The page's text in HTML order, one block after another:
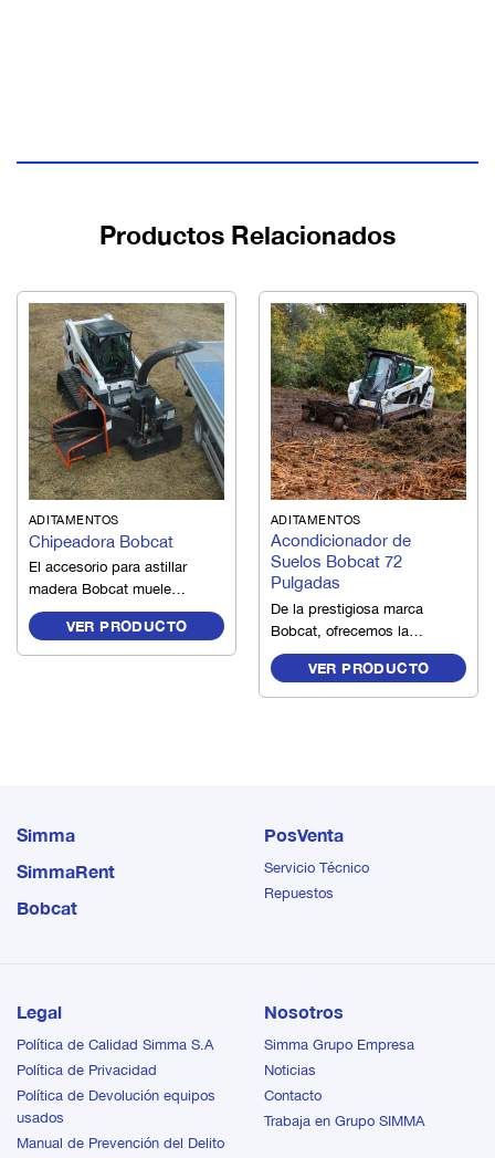
Productos Relacionados
ADITAMENTOS
Chipeadora Bobcat
El accesorio para astillar
madera Bobcat muele
ramas y árboles, lo que
reduce el volumen de las
ramas de 10 a 1.
VER PRODUCTO
ADITAMENTOS
Acondicionador de
Suelos Bobcat 72
Pulgadas
De la prestigiosa marca
Bobcat, ofrecemos la
mayoría de los aditamentos
de la industria. Los
aditamentos convierten su
compatible con SSL.
VER PRODUCTO
Simma
SimmaRent
Bobcat
PosVenta
Servicio Técnico
Repuestos
Legal
Política de Calidad Simma S.A
Política de Privacidad
Política de Devolución equipos
usados
Manual de Prevención del Delito
Nosotros
Simma Grupo Empresa
Noticias
Contacto
Trabaja en Grupo SIMMA